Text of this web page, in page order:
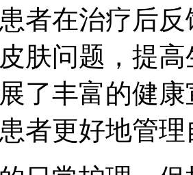
者在治疗后
肤问题，提
了丰富的健
者更好地管